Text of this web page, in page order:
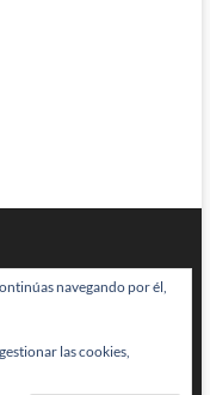
|WordPress| © Todos
navegando por él,
las cookies,